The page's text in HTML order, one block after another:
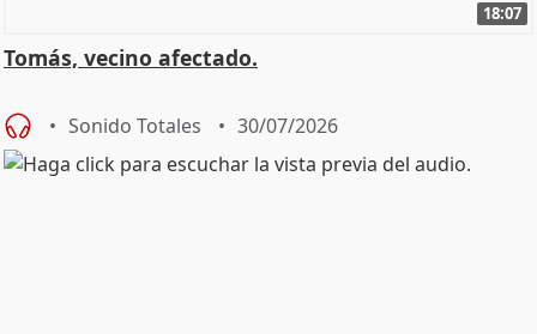
18:07
Tomás, vecino afectado.
Sonido Totales 30/07/2026